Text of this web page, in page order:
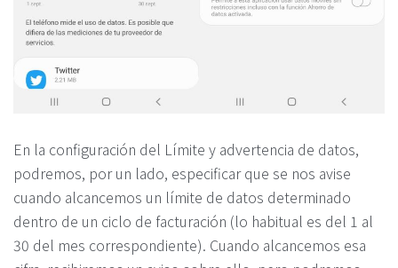
En la configuración del Límite y advertencia de datos,
podremos, por un lado, especificar que se nos avise
cuando alcancemos un límite de datos determinado
dentro de un ciclo de facturación (lo habitual es del 1 al
30 del mes correspondiente). Cuando alcancemos esa